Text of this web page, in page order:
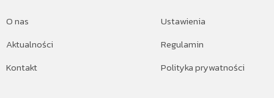
O nas
Aktualności
Kontakt
Ustawienia
Regulamin
Polityka prywatności